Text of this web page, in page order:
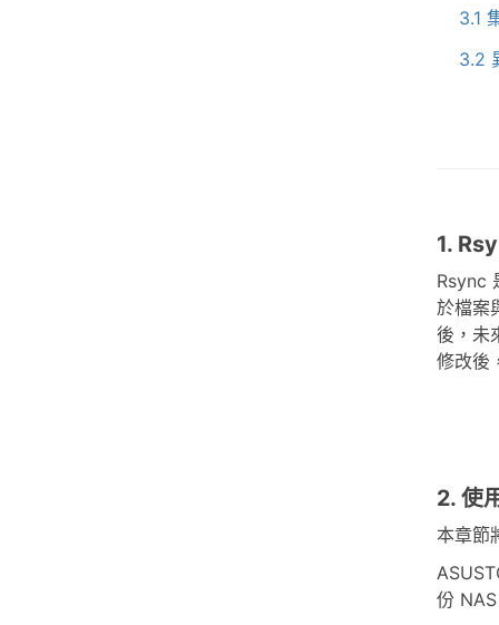
3.1
3.2
1.
Rsync
於檔案
後，未
修改後
2. 使
本章節
份